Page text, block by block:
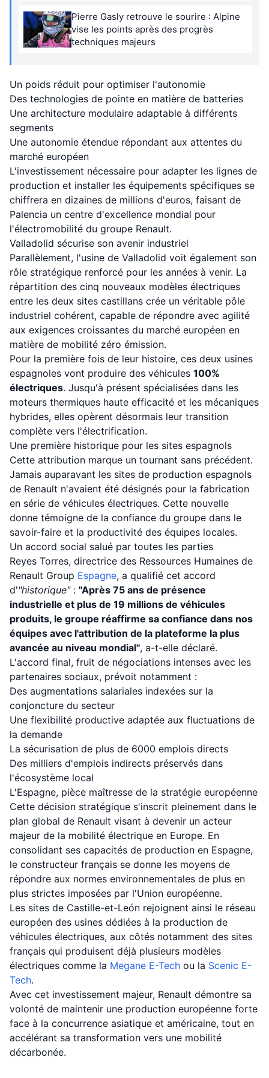
Pierre Gasly retrouve le sourire : Alpine
vise les points après des progrès
techniques majeurs
Un poids réduit pour optimiser l'autonomie
Des technologies de pointe en matière de batteries
Une architecture modulaire adaptable à différents
segments
Une autonomie étendue répondant aux attentes du
marché européen
L'investissement nécessaire pour adapter les lignes de
production et installer les équipements spécifiques se
chiffrera en dizaines de millions d'euros, faisant de
Palencia un centre d'excellence mondial pour
l'électromobilité du groupe Renault.
Valladolid sécurise son avenir industriel
Parallèlement, l'usine de Valladolid voit également son
rôle stratégique renforcé pour les années à venir. La
répartition des cinq nouveaux modèles électriques
entre les deux sites castillans crée un véritable pôle
industriel cohérent, capable de répondre avec agilité
aux exigences croissantes du marché européen en
matière de mobilité zéro émission.
Pour la première fois de leur histoire, ces deux usines
espagnoles vont produire des véhicules 100%
électriques. Jusqu'à présent spécialisées dans les
moteurs thermiques haute efficacité et les mécaniques
hybrides, elles opèrent désormais leur transition
complète vers l'électrification.
Une première historique pour les sites espagnols
Cette attribution marque un tournant sans précédent.
Jamais auparavant les sites de production espagnols
de Renault n'avaient été désignés pour la fabrication
en série de véhicules électriques. Cette nouvelle
donne témoigne de la confiance du groupe dans le
savoir-faire et la productivité des équipes locales.
Un accord social salué par toutes les parties
Reyes Torres, directrice des Ressources Humaines de
Renault Group Espagne, a qualifié cet accord
d'"historique": "Après 75 ans de présence
industrielle et plus de 19 millions de véhicules
produits, le groupe réaffirme sa confiance dans nos
équipes avec l'attribution de la plateforme la plus
avancée au niveau mondial", a-t-elle déclaré.
L'accord final, fruit de négociations intenses avec les
partenaires sociaux, prévoit notamment :
Des augmentations salariales indexées sur la
conjoncture du secteur
Une flexibilité productive adaptée aux fluctuations de
la demande
La sécurisation de plus de 6000 emplois directs
Des milliers d'emplois indirects préservés dans
l'écosystème local
L'Espagne, pièce maîtresse de la stratégie européenne
Cette décision stratégique s'inscrit pleinement dans le
plan global de Renault visant à devenir un acteur
majeur de la mobilité électrique en Europe. En
consolidant ses capacités de production en Espagne,
le constructeur français se donne les moyens de
répondre aux normes environnementales de plus en
plus strictes imposées par l'Union européenne.
Les sites de Castille-et-León rejoignent ainsi le réseau
européen des usines dédiées à la production de
véhicules électriques, aux côtés notamment des sites
français qui produisent déjà plusieurs modèles
électriques comme la Megane E-Tech ou la Scenic E-
Tech.
Avec cet investissement majeur, Renault démontre sa
volonté de maintenir une production européenne forte
face à la concurrence asiatique et américaine, tout en
accélérant sa transformation vers une mobilité
décarbonée.